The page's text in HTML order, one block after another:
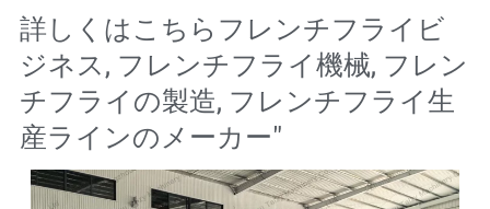
詳しくはこちら フレンチフライビ
ジネス, フレンチフライ機械, フレン
チフライの製造, フレンチフライ生
産ラインのメーカー"